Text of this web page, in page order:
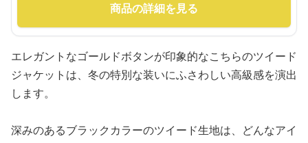
商品の詳細を見る
エレガントなゴールドボタンが印象的なこちらのツイード
ジャケットは、冬の特別な装いにふさわしい高級感を演出
します。
深みのあるブラックカラーのツイード生地は、どんなアイ